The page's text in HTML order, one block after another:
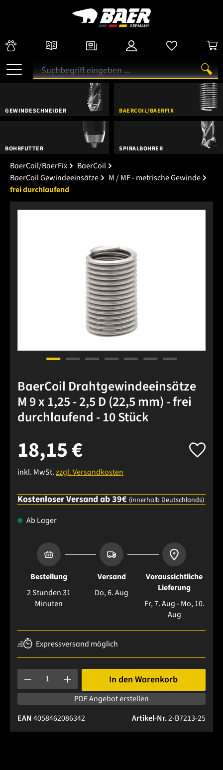
GEWINDESCHNEIDER BAERCOIL/BAERFIX
BOHRFUTTER SPIRALBOHRER
BaerCoil/BaerFix
BaerCoil
BaerCoil Gewindeeinsätze
M / MF - metrische Gewinde
frei durchlaufend
BaerCoil Drahtgewindeeinsätze
M 9 x 1,25 - 2,5 D (22,5 mm) - frei
durchlaufend - 10 Stück
18,15 €
inkl. MwSt.zzgl. Versandkosten
Kostenloser Versand ab 39€ (innerhalb Deutschlands)
Ab Lager
Bestellung
2 Stunden 31
Minuten
Versand
Do, 6. Aug
Voraussichtliche
Lieferung
Fr, 7. Aug - Mo, 10.
Aug
Expressversand möglich
Produkt Anzahl: Gib den gewünschten Wert ein oder
In den Warenkorb
PDF Angebot erstellen
Artikel-Nr.2-B7213-25
EAN4058462086342